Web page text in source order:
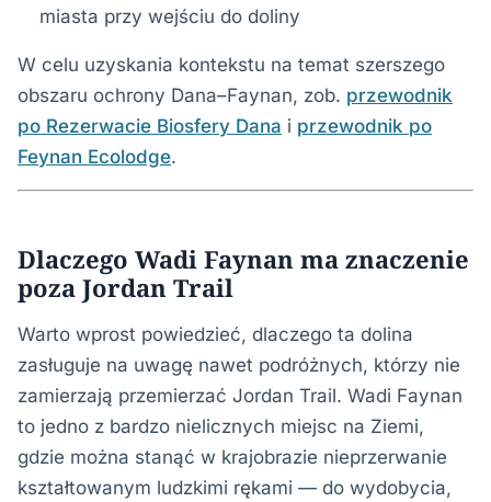
miasta przy wejściu do doliny
W celu uzyskania kontekstu na temat szerszego
obszaru ochrony Dana–Faynan, zob. przewodnik
po Rezerwacie Biosfery Dana i przewodnik po
Feynan Ecolodge.
Dlaczego Wadi Faynan ma znaczenie
poza Jordan Trail
Warto wprost powiedzieć, dlaczego ta dolina
zasługuje na uwagę nawet podróżnych, którzy nie
zamierzają przemierzać Jordan Trail. Wadi Faynan
to jedno z bardzo nielicznych miejsc na Ziemi,
gdzie można stanąć w krajobrazie nieprzerwanie
kształtowanym ludzkimi rękami — do wydobycia,